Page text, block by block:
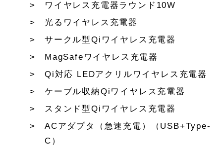
ワイヤレス充電器ラウンド10W
光るワイヤレス充電器
サークル型Qiワイヤレス充電器
MagSafeワイヤレス充電器
Qi対応 LEDアクリルワイヤレス充電器
ケーブル収納Qiワイヤレス充電器
スタンド型Qiワイヤレス充電器
ACアダプタ（急速充電）（USB+Type-
C）